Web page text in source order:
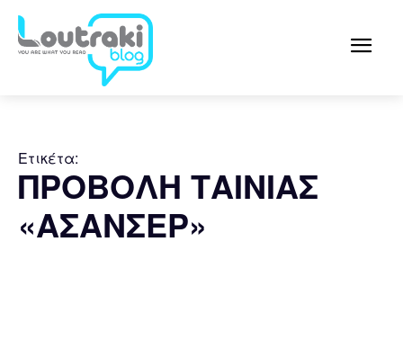
Ετικέτα:
ΠΡΟΒΟΛΗ ΤΑΙΝΙΑΣ
«ΑΣΑΝΣΕΡ»